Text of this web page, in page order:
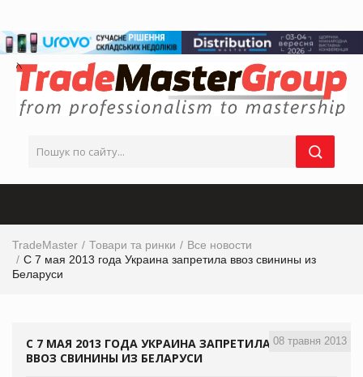
TradeMaster Товари та ринки
Все новости
С 7 мая 2013 года Украина запретила ввоз свинины из
Беларуси
08 травня 2013
С 7 МАЯ 2013 ГОДА УКРАИНА ЗАПРЕТИЛА
ВВОЗ СВИНИНЫ ИЗ БЕЛАРУСИ